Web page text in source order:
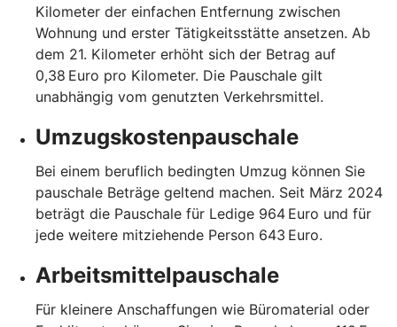
Kilometer der einfachen Entfernung zwischen
Wohnung und erster Tätigkeitsstätte ansetzen. Ab
dem 21. Kilometer erhöht sich der Betrag auf
0,38 Euro pro Kilometer. Die Pauschale gilt
unabhängig vom genutzten Verkehrsmittel.
Umzugskostenpauschale
Bei einem beruflich bedingten Umzug können Sie
pauschale Beträge geltend machen. Seit März 2024
beträgt die Pauschale für Ledige 964 Euro und für
jede weitere mitziehende Person 643 Euro.
Arbeitsmittelpauschale
Für kleinere Anschaffungen wie Büromaterial oder